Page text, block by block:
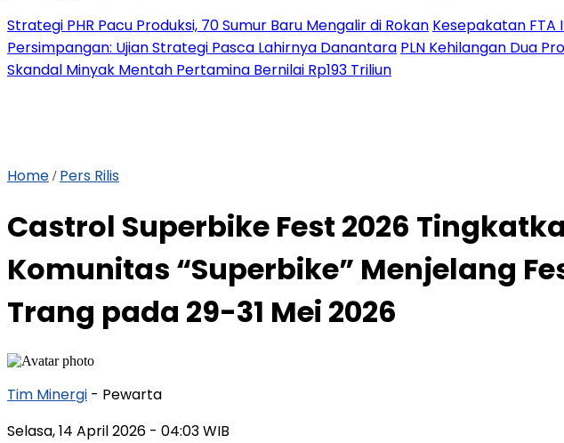
Strategi PHR Pacu Produksi, 70 Sumur Baru Mengalir di Rokan Kesepakatan
Persimpangan: Ujian Strategi Pasca Lahirnya Danantara PLN Kehilangan Dua
Skandal Minyak Mentah Pertamina Bernilai Rp193 Triliun
Home / Pers Rilis
Castrol Superbike Fest 2026
Komunitas “Superbike” Menjelang
Trang pada 29-31 Mei 2026
Tim Minergi - Pewarta
Selasa, 14 April 2026 - 04:03 WIB